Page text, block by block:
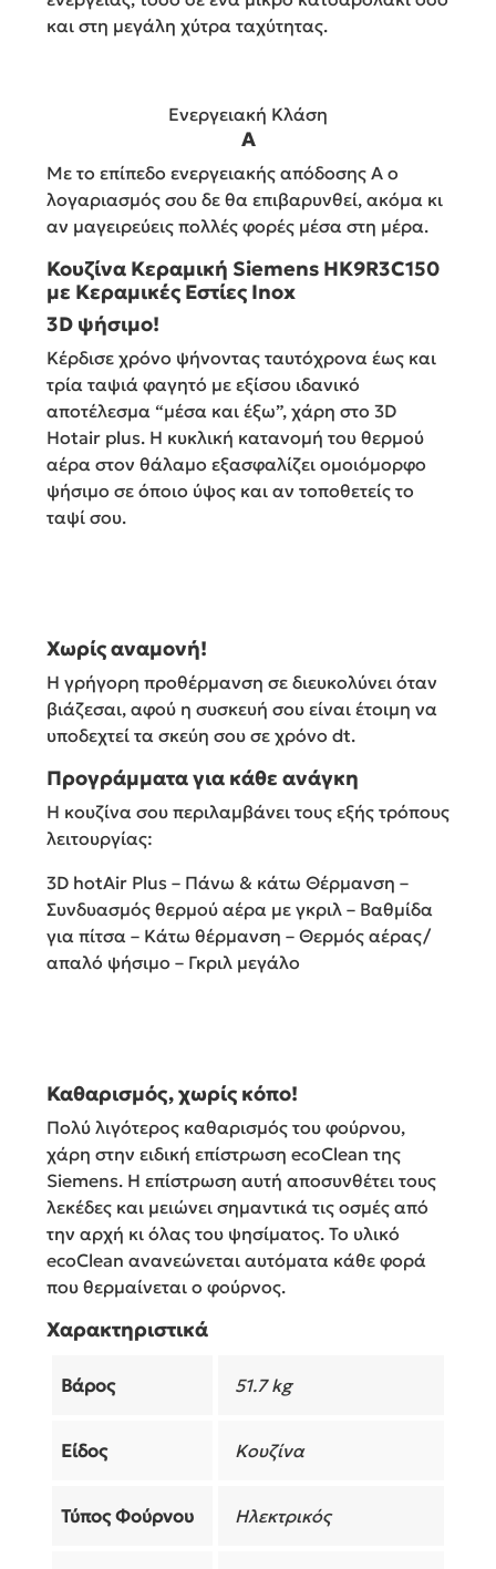
και στη μεγάλη χύτρα ταχύτητας.
Ενεργειακή Κλάση
Α
Με το επίπεδο ενεργειακής απόδοσης Α ο
λογαριασμός σου δε θα επιβαρυνθεί, ακόμα κι
αν μαγειρεύεις πολλές φορές μέσα στη μέρα.
Κουζίνα Κεραμική Siemens HK9R3C150
με Κεραμικές Εστίες Inox
3D ψήσιμο!
Κέρδισε χρόνο ψήνοντας ταυτόχρονα έως και
τρία ταψιά φαγητό με εξίσου ιδανικό
αποτέλεσμα “μέσα και έξω”, χάρη στο 3D
Hotair plus. Η κυκλική κατανομή του θερμού
αέρα στον θάλαμο εξασφαλίζει ομοιόμορφο
ψήσιμο σε όποιο ύψος και αν τοποθετείς το
ταψί σου.
Χωρίς αναμονή!
Η γρήγορη προθέρμανση σε διευκολύνει όταν
βιάζεσαι, αφού η συσκευή σου είναι έτοιμη να
υποδεχτεί τα σκεύη σου σε χρόνο dt.
Προγράμματα για κάθε ανάγκη
Η κουζίνα σου περιλαμβάνει τους εξής τρόπους
λειτουργίας:
3D hotAir Plus – Πάνω & κάτω Θέρμανση –
Συνδυασμός θερμού αέρα με γκριλ – Βαθμίδα
για πίτσα – Κάτω θέρμανση – Θερμός αέρας/
απαλό ψήσιμο – Γκριλ μεγάλο
Καθαρισμός, χωρίς κόπο!
Πολύ λιγότερος καθαρισμός του φούρνου,
χάρη στην ειδική επίστρωση ecoClean της
Siemens. Η επίστρωση αυτή αποσυνθέτει τους
λεκέδες και μειώνει σημαντικά τις οσμές από
την αρχή κι όλας του ψησίματος. Το υλικό
ecoClean ανανεώνεται αυτόματα κάθε φορά
που θερμαίνεται ο φούρνος.
Χαρακτηριστικά
Βάρος 51.7 kg
Είδος Κουζίνα
Τύπος Φούρνου Ηλεκτρικός